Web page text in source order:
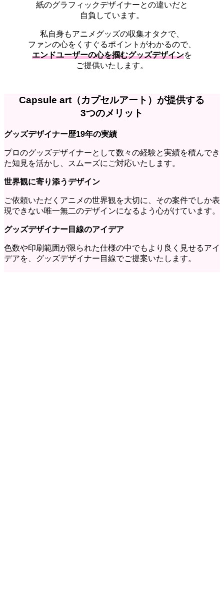
紙のグラフィックデザイナーとの違いだと
自負しています。
私自身もアニメグッズの収集オタクで、
ファンの心をくすぐるポイントがわかるので、
エンドユーザーの心を掴むグッズデザインを
ご提供いたします。
Capsule art（カプセルアート）が提供する
3つのメリット
グッズデザイナー歴19年の実績
プロのグッズデザイナーとして数々の経験と実績を積んでき
た知見を活かし、スムーズにご対応いたします。
世界観に寄り添うデザイン
ご依頼いただくアニメの世界観を大切に、その案件でしか表
現できない唯一無二のデザインになるよう心がけています。
グッズデザイナー目線のアイデア
色数や印刷範囲が限られた仕様の中でもより良く見せるアイ
デアを、グッズデザイナー目線でご提案いたします。